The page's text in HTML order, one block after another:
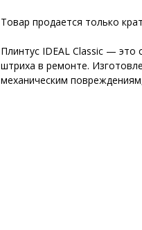
Товар продается только
Плинтус IDEAL Classic —
штриха в ремонте.
механическим